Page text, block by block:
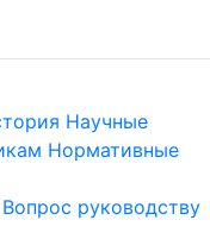
Научные
Нормативные
Вопрос руководству